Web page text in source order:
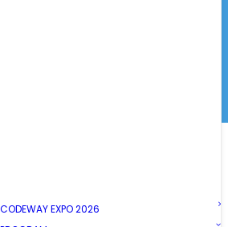
CODEWAY EXPO 2026